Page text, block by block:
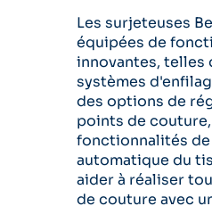
Les surjeteuses
équipées de
innovantes, telles
systèmes
des options de
points de
fonctionnalités
automatique du
aider à réaliser
de couture avec